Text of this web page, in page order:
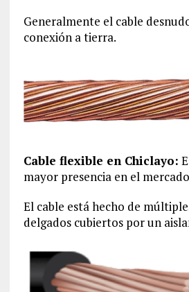
Generalmente el cable
conexión a tierra.
Cable flexible en Chiclayo:
mayor presencia en el
El cable está hecho de
delgados cubiertos por un